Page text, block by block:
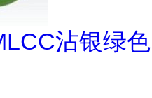
沾银绿色